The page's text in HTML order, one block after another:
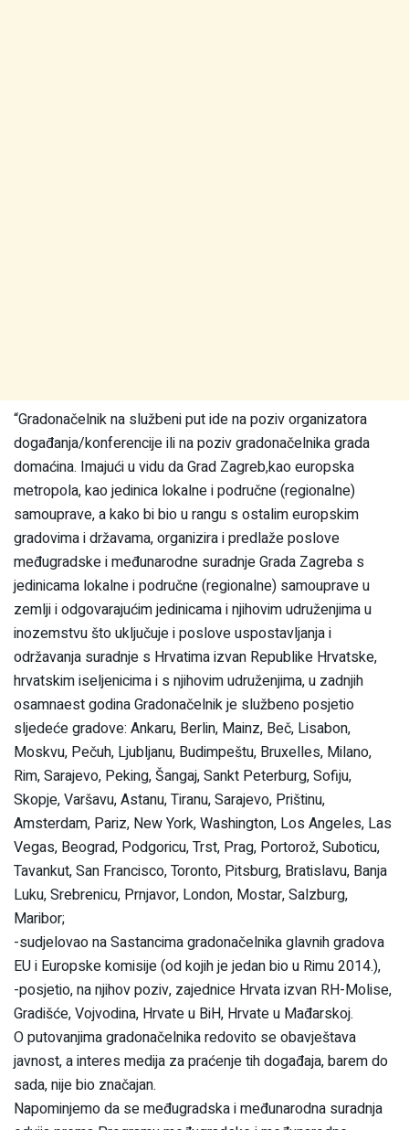
“Gradonačelnik na službeni put ide na poziv organizatora
događanja/konferencije ili na poziv gradonačelnika grada
domaćina. Imajući u vidu da Grad Zagreb,kao europska
metropola, kao jedinica lokalne i područne (regionalne)
samouprave, a kako bi bio u rangu s ostalim europskim
gradovima i državama, organizira i predlaže poslove
međugradske i međunarodne suradnje Grada Zagreba s
jedinicama lokalne i područne (regionalne) samouprave u
zemlji i odgovarajućim jedinicama i njihovim udruženjima u
inozemstvu što uključuje i poslove uspostavljanja i
održavanja suradnje s Hrvatima izvan Republike Hrvatske,
hrvatskim iseljenicima i s njihovim udruženjima, u zadnjih
osamnaest godina Gradonačelnik je službeno posjetio
sljedeće gradove: Ankaru, Berlin, Mainz, Beč, Lisabon,
Moskvu, Pečuh, Ljubljanu, Budimpeštu, Bruxelles, Milano,
Rim, Sarajevo, Peking, Šangaj, Sankt Peterburg, Sofiju,
Skopje, Varšavu, Astanu, Tiranu, Sarajevo, Prištinu,
Amsterdam, Pariz, New York, Washington, Los Angeles, Las
Vegas, Beograd, Podgoricu, Trst, Prag, Portorož, Suboticu,
Tavankut, San Francisco, Toronto, Pitsburg, Bratislavu, Banja
Luku, Srebrenicu, Prnjavor, London, Mostar, Salzburg,
Maribor;
-sudjelovao na Sastancima gradonačelnika glavnih gradova
EU i Europske komisije (od kojih je jedan bio u Rimu 2014.),
-posjetio, na njihov poziv, zajednice Hrvata izvan RH-Molise,
Gradišće, Vojvodina, Hrvate u BiH, Hrvate u Mađarskoj.
O putovanjima gradonačelnika redovito se obavještava
javnost, a interes medija za praćenje tih događaja, barem do
sada, nije bio značajan.
Napominjemo da se međugradska i međunarodna suradnja